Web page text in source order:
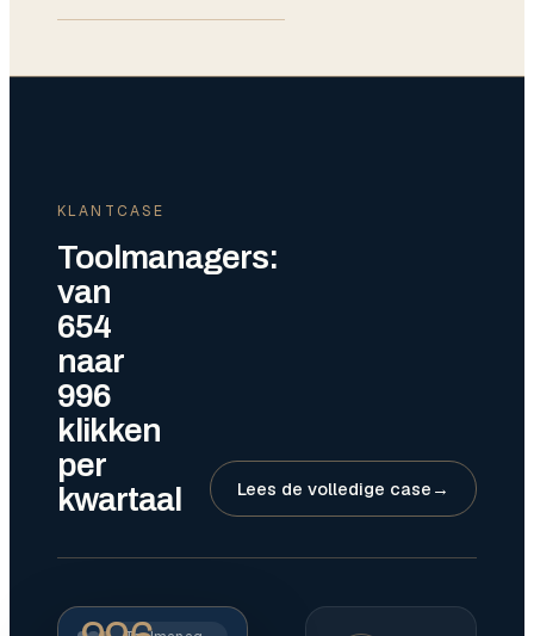
KLANTCASE
Toolmanagers:
van
654
naar
996
klikken
per
kwartaal
Lees de volledige case →